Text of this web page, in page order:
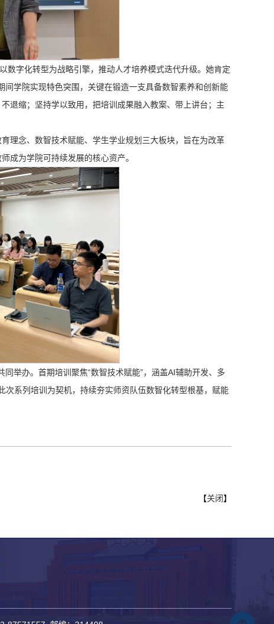
数字化转型为战略引擎，推动人才培养模式迭代升级。她肯定
间学院实现特色突围，关键在锻造一支具备数智素养和创新能
退缩；坚持学以致用，把培训成果融入教案、带上讲台；主
理念、数智技术赋能、学生学业规划三大板块，旨在为改革
成为学院可持续发展的核心资产。
举办。首期培训聚焦“数智技术赋能”，涵盖AI辅助开发、多
系列培训为契机，持续夯实师资队伍数智化转型根基，赋能
【关闭】